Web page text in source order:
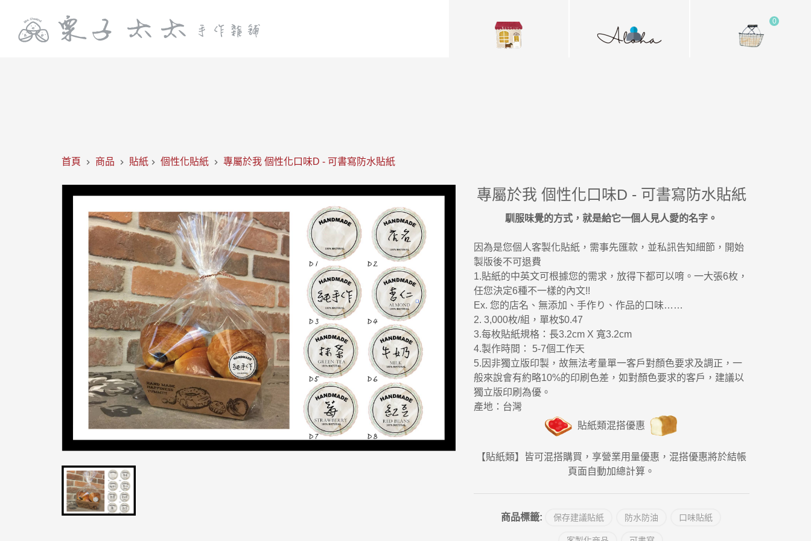
0
首頁 商品 貼紙 個性化貼紙 專屬於我 個性化口味D - 可書寫防水貼紙
專屬於我 個性化口味D - 可書寫防水貼紙
馴服味覺的方式，就是給它一個人見人愛的名字。
因為是您個人客製化貼紙，需事先匯款，並私訊告知細節，開始
製版後不可退費
1.貼紙的中英文可根據您的需求，放得下都可以唷。一大張6枚，
任您決定6種不一樣的內文!!
Ex. 您的店名、無添加、手作り、作品的口味……
2. 3,000枚/組，單枚$0.47
3.每枚貼紙規格：長3.2cm X 寬3.2cm
4.製作時間： 5-7個工作天
5.因非獨立版印製，故無法考量單一客戶對顏色要求及調正， 一
般來說會有約略10%的印刷色差，如對顏色要求的客戶 ，建議以
獨立版印刷為優。
產地：台灣
貼紙類混搭優惠
【貼紙類】皆可混搭購買，享營業用量優惠，混搭優惠將於結帳
頁面自動加總計算。
商品標籤: 保存建議貼紙 防水防油 口味貼紙